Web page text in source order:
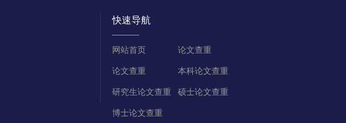
快速导航
网站首页 论文查重
论文查重 本科论文查重
研究生论文查重 硕士论文查重
博士论文查重